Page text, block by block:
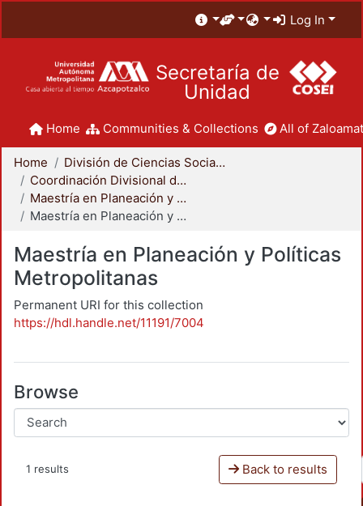
Log In
Secretaría de
Unidad
Home Communities & Collections All of
Home
División de Ciencias Sociales y Humanidades
Coordinación Divisional de Posgrado
Maestría en Planeación y Políticas Metropolitanas
Maestría en Planeación y Políticas Metropolitanas
Maestría en Planeación y Políticas
Metropolitanas
Permanent URI for this collection
https://hdl.handle.net/11191/7004
Browse
1 results Back to results